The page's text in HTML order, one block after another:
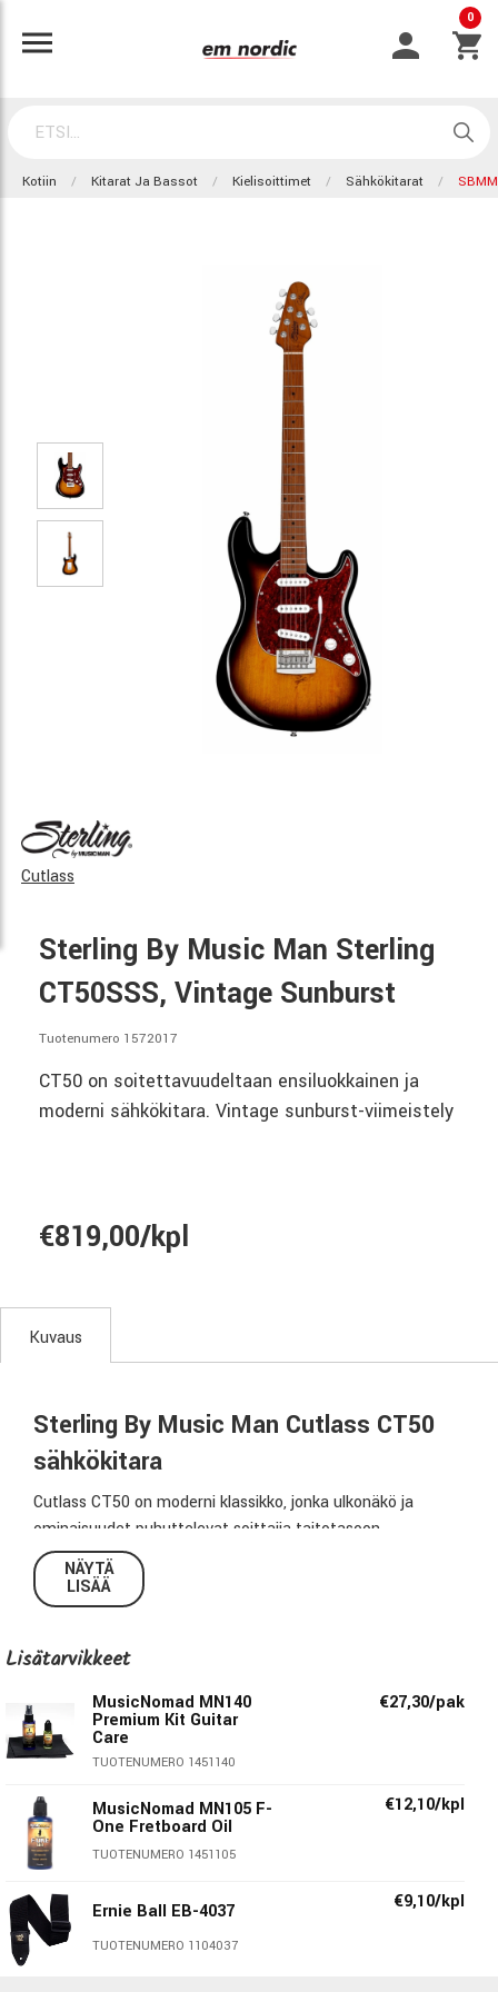
0
Kotiin Kitarat Ja Bassot Kielisoittimet Sähkökitarat
Cutlass
Sterling By Music Man Sterling
CT50SSS, Vintage Sunburst
Tuotenumero 1572017
CT50 on soitettavuudeltaan ensiluokkainen ja
moderni sähkökitara. Vintage sunburst-viimeistely
€819,00/kpl
Kuvaus
Sterling By Music Man Cutlass CT50
sähkökitara
Cutlass CT50 on moderni klassikko, jonka ulkonäkö ja
ominaisuudet puhuttelevat soittajia taitotasoon
katsomatta.
Cutlass CT50-malleissa on paahdettu vaahterakaula ja
soittotuntumasta miellyttävän. Modernin soittajan
mikkikytkimellä ja kolmella Sterling by Music Man-
mikrofonilla, jotka tarjoavat monipuolisen soundivalikoiman.
Runko:
Poppeli
Kaula:
Paahdettu vaahtera
Otelauta:
Nauhat:
22 medium
Radius:
12" (30.5 cm)
NÄYTÄ
LISÄÄ
Lisätarvikkeet
MusicNomad MN140
Premium Kit Guitar
Care
TUOTENUMERO 1451140
€27,30/pak
MusicNomad MN105 F-
One Fretboard Oil
TUOTENUMERO 1451105
€12,10/kpl
Ernie Ball EB-4037
TUOTENUMERO 1104037
€9,10/kpl